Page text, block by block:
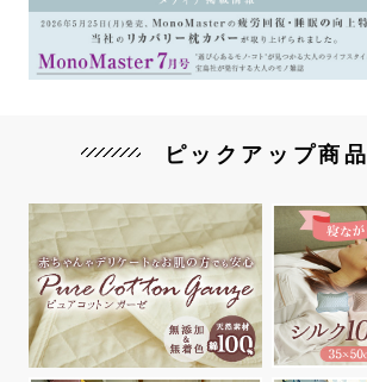
ピックアップ商品